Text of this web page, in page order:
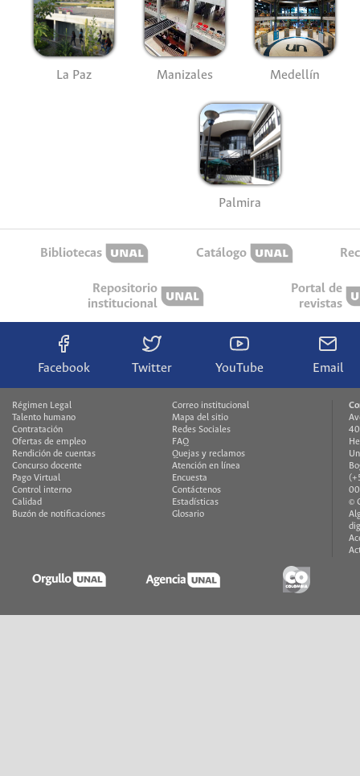
La Paz Manizales Medellín
Palmira
Bibliotecas Catálogo
Repositorio
institucional
Portal de
revistas
Facebook Twitter YouTube Email
Régimen Legal
Talento humano
Contratación
Ofertas de empleo
Rendición de cuentas
Concurso docente
Pago Virtual
Control interno
Calidad
Buzón de notificaciones
Correo institucional
Mapa del sitio
Redes Sociales
FAQ
Quejas y reclamos
Atención en línea
Encuesta
Contáctenos
Estadísticas
Glosario
©